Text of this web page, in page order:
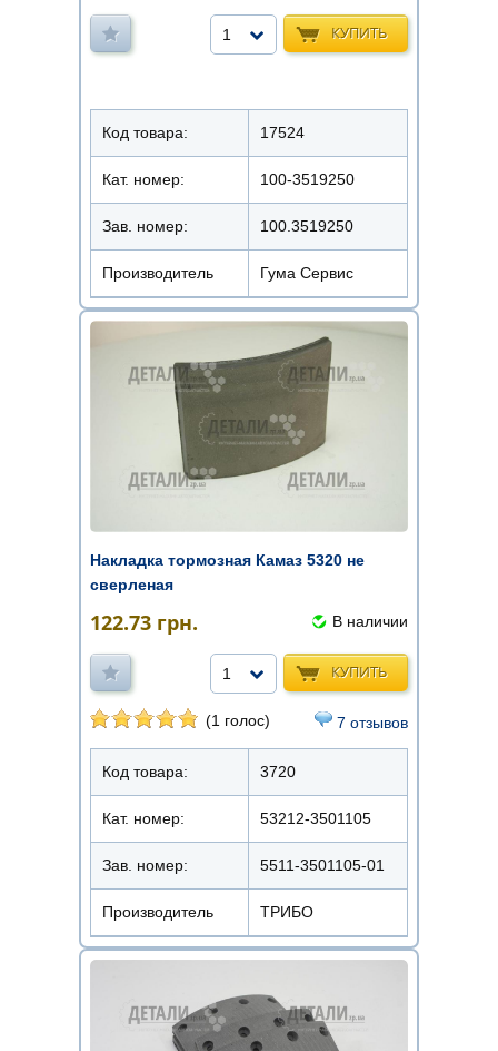
КУПИТЬ
1
Код товара: 17524
Кат. номер: 100-3519250
Зав. номер: 100.3519250
Производитель Гума Сервис
Накладка тормозная Камаз 5320 не
сверленая
122.73 грн. В наличии
КУПИТЬ
1
(1 голос) 7 отзывов
Код товара: 3720
Кат. номер: 53212-3501105
Зав. номер: 5511-3501105-01
Производитель ТРИБО